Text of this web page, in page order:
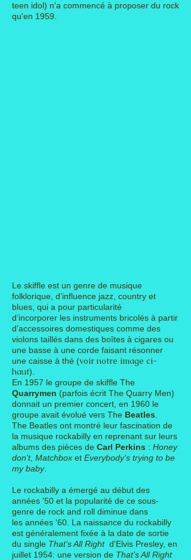
teen idol) n'a commencé à proposer du rock
qu'en 1959.
Le skiffle est un genre de musique
folklorique, d’influence jazz, country et
blues, qui a pour particularité
d’incorporer les instruments bricolés à partir
d’accessoires domestiques comme des
violons taillés dans des boîtes à cigares ou
une basse à une corde faisant résonner
une caisse à thé (voir notre image ci-
haut).
En 1957 le groupe de skiffle The
Quarrymen (parfois écrit The Quarry Men)
donnait un premier concert, en 1960 le
groupe avait évolué vers The Beatles
The Beatles ont montré leur fascination de
la musique rockabilly en reprenant sur leurs
albums des pièces de Carl Perkins : Honey
don't, Matchbox et Everybody's trying to be
my baby.
Le rockabilly a émergé au début des
années '50 et la popularité de ce sous-
genre de rock and roll diminue dans
les années '60. La naissance du rockabilly
est généralement fixée à la date de sortie
du single That's All Right d'Elvis Presley, en
juillet 1954: une version de That’s All Right